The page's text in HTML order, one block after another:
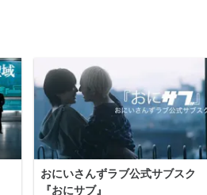
おにいさんずラブ公式サブスク
『おにサブ』